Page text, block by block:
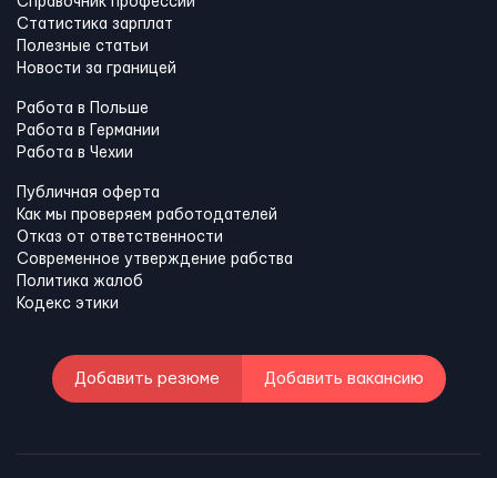
Статистика зарплат
Полезные статьи
Новости за границей
Работа в Польше
Работа в Германии
Работа в Чехии
Публичная оферта
Как мы проверяем работодателей
Отказ от ответственности
Современное утверждение рабства
Политика жалоб
Кодекс этики
Добавить резюме Добавить вакансию